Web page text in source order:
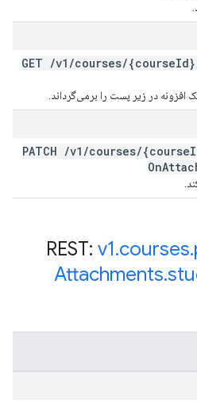
GET /v1 /courses/{courseId}
در زیر پست را برمی‌گرداند.
PATCH /v1 /courses/{course
On
v1.courses.
Attachments.